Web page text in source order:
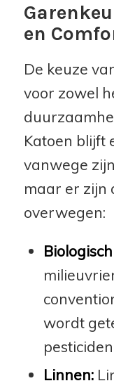
en
De keuze
voor zowel
Katoen blijft
vanwege
maar er zijn
overwegen:
wordt
Linnen: